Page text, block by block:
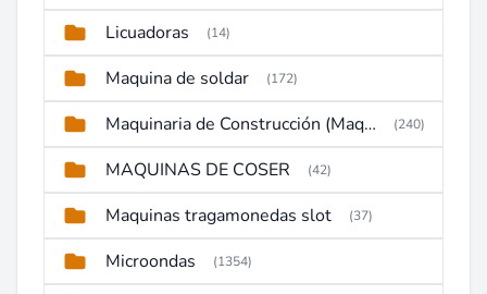
Licuadoras (14)
Maquina de soldar (172)
Maquinaria de Construcción (Maquinaria Pesada) (240)
MAQUINAS DE COSER (42)
Maquinas tragamonedas slot (37)
Microondas (1354)